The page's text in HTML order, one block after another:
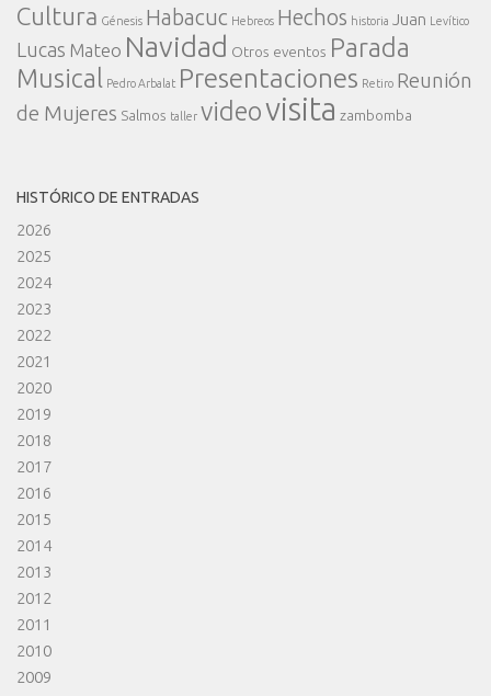
Cultura Génesis Habacuc Hebreos Hechos historia Juan Levítico
Lucas Mateo Navidad Otros eventos Parada
Musical
Pedro Arbalat Presentaciones Retiro Reunión
de Mujeres Salmos taller videovisita zambomba
HISTÓRICO DE ENTRADAS
2026
2025
2024
2023
2022
2021
2020
2019
2018
2017
2016
2015
2014
2013
2012
2011
2010
2009